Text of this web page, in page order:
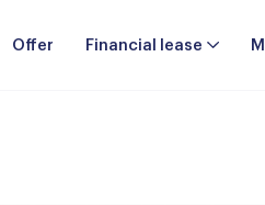
Offer Financial lease